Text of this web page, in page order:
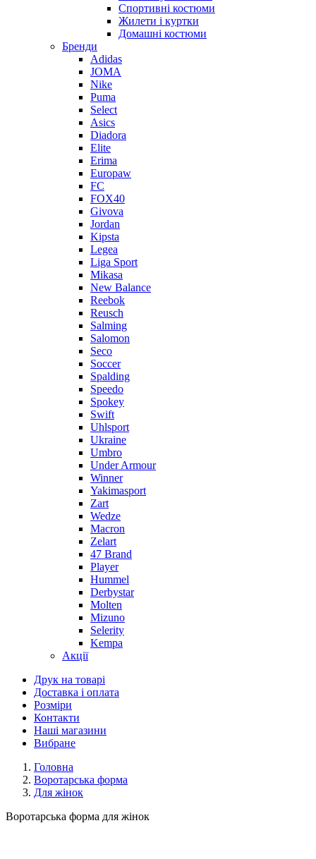
Спортивні костюми
Жилети і куртки
Домашні костюми
Бренди
Adidas
JOMA
Nike
Puma
Select
Asics
Diadora
Elite
Erima
Europaw
FC
FOX40
Givova
Jordan
Kipsta
Legea
Liga Sport
Mikasa
New Balance
Reebok
Reusch
Salming
Salomon
Seco
Soccer
Spalding
Speedo
Spokey
Swift
Uhlsport
Ukraine
Umbro
Under Armour
Winner
Yakimasport
Zart
Wedze
Macron
Zelart
47 Brand
Player
Hummel
Derbystar
Molten
Mizuno
Selerity
Kempa
Акції
Друк на товарі
Доставка і оплата
Розміри
Контакти
Наші магазини
Вибране
Головна
Воротарська форма
Для жінок
Воротарська форма для жінок